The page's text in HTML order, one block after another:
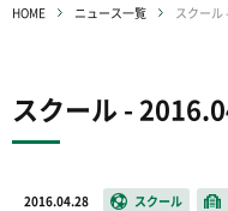
HOME ニュース一覧 スクール
スクール -
2016.04.28 スクール